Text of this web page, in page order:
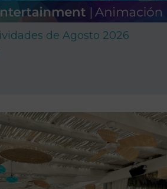
de Agosto 2026